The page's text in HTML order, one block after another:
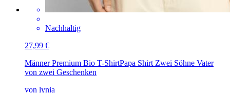
Nachhaltig
27,99 €
Männer Premium Bio T-ShirtPapa Shirt Zwei Söhne Vater
von zwei Geschenken
von lynia